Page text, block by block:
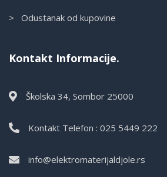
> Odustanak od kupovine
Kontakt Informacije.
Školska 34, Sombor 25000
Kontakt Telefon : 025 5449 222
info@elektromaterijaldjole.rs